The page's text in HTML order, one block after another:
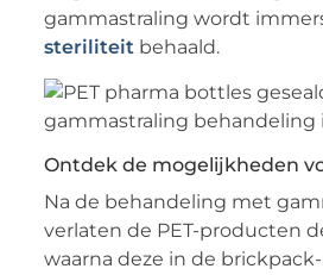
gammastraling wordt
steriliteitbehaald.
Ontdek de mogelijkheden
Na de behandeling met
verlaten de PET-producten
waarna deze in de